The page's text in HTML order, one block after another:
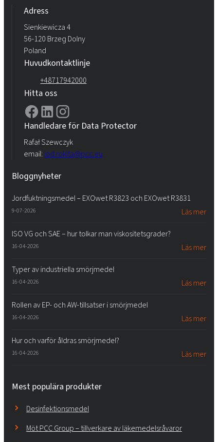
Adress
Sienkiewicza 4
56-120 Brzeg Dolny
Poland
Huvudkontaktlinje
+48717942000
Hitta oss
Handledare för Data Protector
Rafał Szewczyk
email: iod.rokita@pcc.eu
Bloggnyheter
Jordfuktningsmedel – EXOwet R3823 och EXOwet R3831
9-07-2026 Läs mer
ISO VG och SAE – hur tolkar man viskositetsgrader?
16-04-2026 Läs mer
Typer av industriella smörjmedel
16-04-2026 Läs mer
Rollen av EP- och AW-tillsatser i smörjmedel
16-04-2026 Läs mer
Hur och varför åldras smörjmedel?
16-04-2026 Läs mer
Mest populära produkter
Desinfektionsmedel
Möt PCC Group – tillverkare av läkemedelsråvaror